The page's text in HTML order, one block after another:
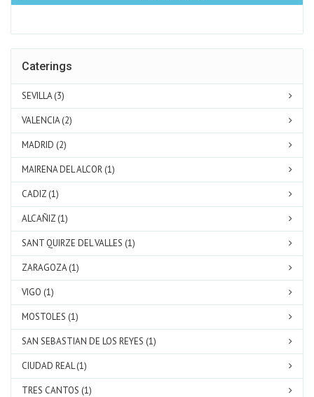
Caterings
SEVILLA (3)
VALENCIA (2)
MADRID (2)
MAIRENA DEL ALCOR (1)
CADIZ (1)
ALCAÑIZ (1)
SANT QUIRZE DEL VALLES (1)
ZARAGOZA (1)
VIGO (1)
MOSTOLES (1)
SAN SEBASTIAN DE LOS REYES (1)
CIUDAD REAL (1)
TRES CANTOS (1)